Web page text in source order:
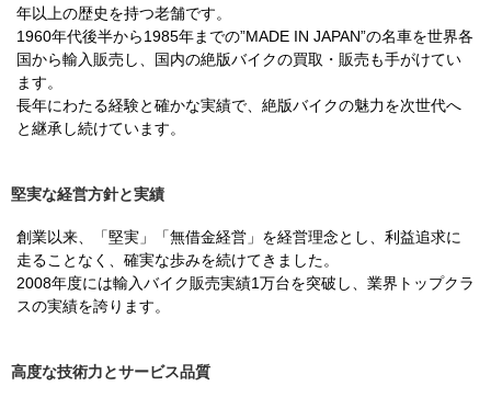
年以上の歴史を持つ老舗です。
1960年代後半から1985年までの”MADE IN JAPAN”の名車を世界各
国から輸入販売し、国内の絶版バイクの買取・販売も手がけてい
ます。
長年にわたる経験と確かな実績で、絶版バイクの魅力を次世代へ
と継承し続けています。
堅実な経営方針と実績
創業以来、「堅実」「無借金経営」を経営理念とし、利益追求に
走ることなく、確実な歩みを続けてきました。
2008年度には輸入バイク販売実績1万台を突破し、業界トップクラ
スの実績を誇ります。
高度な技術力とサービス品質